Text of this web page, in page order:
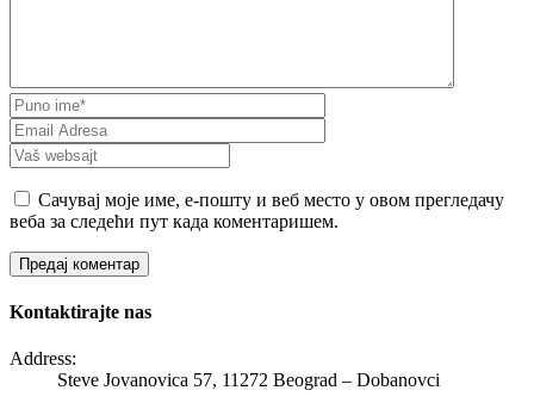
Сачувај моје име, е-пошту и веб место у овом прегледачу
веба за следећи пут када коментаришем.
Kontaktirajte nas
Address:
Steve Jovanovica 57, 11272 Beograd – Dobanovci